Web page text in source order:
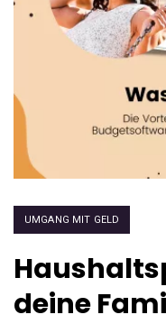
UMGANG MIT GELD
deine